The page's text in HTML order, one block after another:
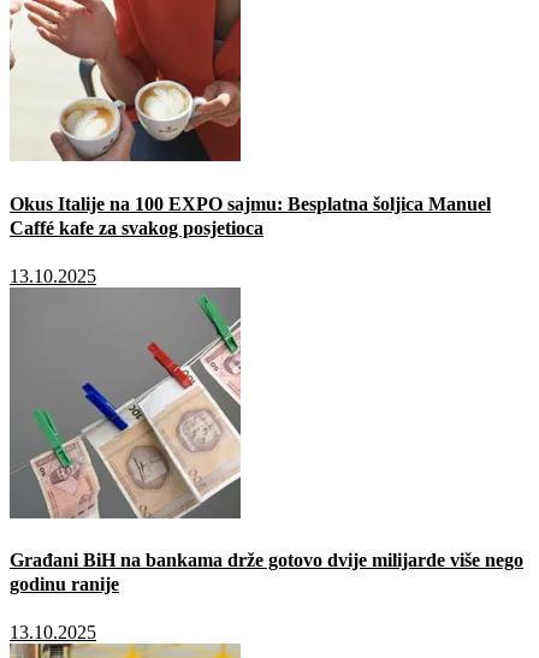
Okus Italije na 100 EXPO sajmu: Besplatna šoljica Manuel
Caffé kafe za svakog posjetioca
13.10.2025
Građani BiH na bankama drže gotovo dvije milijarde više nego
godinu ranije
13.10.2025